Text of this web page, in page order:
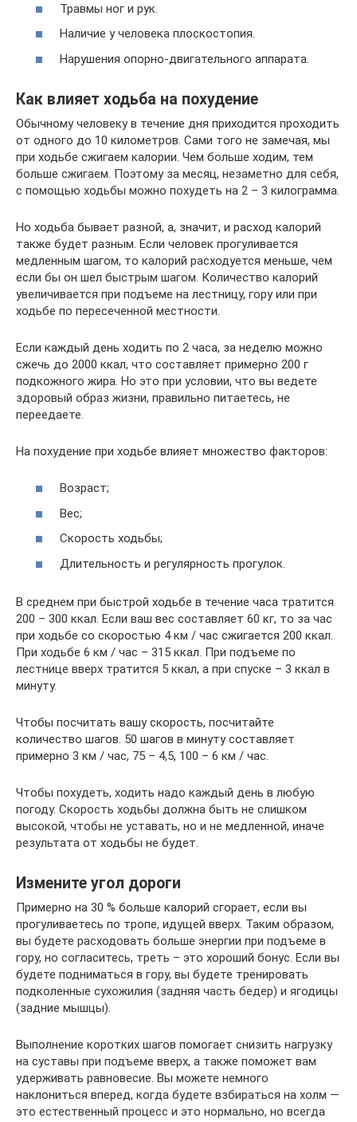
Травмы ног и рук.
Наличие у человека плоскостопия.
Нарушения опорно-двигательного аппарата.
Как влияет ходьба на похудение
Обычному человеку в течение дня приходится проходить
от одного до 10 километров. Сами того не замечая, мы
при ходьбе сжигаем калории. Чем больше ходим, тем
больше сжигаем. Поэтому за месяц, незаметно для себя,
с помощью ходьбы можно похудеть на 2 – 3 килограмма.
Но ходьба бывает разной, а, значит, и расход калорий
также будет разным. Если человек прогуливается
медленным шагом, то калорий расходуется меньше, чем
если бы он шел быстрым шагом. Количество калорий
увеличивается при подъеме на лестницу, гору или при
ходьбе по пересеченной местности.
Если каждый день ходить по 2 часа, за неделю можно
сжечь до 2000 ккал, что составляет примерно 200 г
подкожного жира. Но это при условии, что вы ведете
здоровый образ жизни, правильно питаетесь, не
переедаете.
На похудение при ходьбе влияет множество факторов:
Возраст;
Вес;
Скорость ходьбы;
Длительность и регулярность прогулок.
В среднем при быстрой ходьбе в течение часа тратится
200 – 300 ккал. Если ваш вес составляет 60 кг, то за час
при ходьбе со скоростью 4 км / час сжигается 200 ккал.
При ходьбе 6 км / час – 315 ккал. При подъеме по
лестнице вверх тратится 5 ккал, а при спуске – 3 ккал в
минуту.
Чтобы посчитать вашу скорость, посчитайте
количество шагов. 50 шагов в минуту составляет
примерно 3 км / час, 75 – 4,5, 100 – 6 км / час.
Чтобы похудеть, ходить надо каждый день в любую
погоду. Скорость ходьбы должна быть не слишком
высокой, чтобы не уставать, но и не медленной, иначе
результата от ходьбы не будет.
Измените угол дороги
Примерно на 30 % больше калорий сгорает, если вы
прогуливаетесь по тропе, идущей вверх. Таким образом,
вы будете расходовать больше энергии при подъеме в
гору, но согласитесь, треть – это хороший бонус. Если вы
будете подниматься в гору, вы будете тренировать
подколенные сухожилия (задняя часть бедер) и ягодицы
(задние мышцы).
Выполнение коротких шагов помогает снизить нагрузку
на суставы при подъеме вверх, а также поможет вам
удерживать равновесие. Вы можете немного
наклониться вперед, когда будете взбираться на холм —
это естественный процесс и это нормально, но всегда